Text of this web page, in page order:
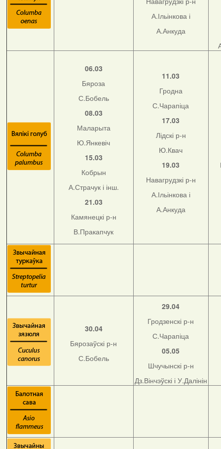
А.Ільінкова і
А.Анкуда
06.03
Бяроза
С.Бобель
08.03
Маларыта
Ю.Янкевіч
15.03
Кобрын
А.Страчук і інш.
21.03
Камянецкі р-н
В.Пракапчук
11.03
Гродна
С.Чарапіца
17.03
Лідскі р-н
Ю.Квач
19.03
Навагрудзкі р-н
А.Ільінкова і
А.Анкуда
30.04
Бярозаўскі р-н
С.Бобель
29.04
Гродзенскі р-н
С.Чарапіца
05.05
Шчучынскі р-н
Дз.Вінчэўскі і У.Далінін